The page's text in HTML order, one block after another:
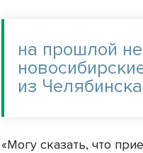
на прошлой
из
«Могу сказать, что